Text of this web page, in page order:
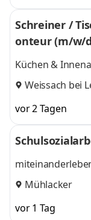
Schreiner /
onteur (m/w/
Küchen &
Lautenschlager
Weissach bei
vor 2 Tagen
Mühlacker
vor 1 Tag